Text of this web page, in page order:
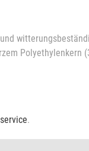
Polyethylenkern
.